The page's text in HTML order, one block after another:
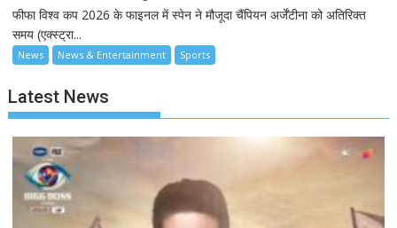
फीफा विश्व कप 2026 के फाइनल में स्पेन ने मौजूदा चैंपियन अर्जेंटीना को अतिरिक्त
समय (एक्स्ट्रा...
News News & Entertainment Sports
Latest News